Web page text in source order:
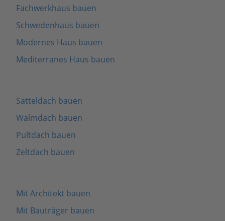
Fachwerkhaus bauen
Schwedenhaus bauen
Modernes Haus bauen
Mediterranes Haus bauen
Satteldach bauen
Walmdach bauen
Pultdach bauen
Zeltdach bauen
Mit Architekt bauen
Mit Bauträger bauen